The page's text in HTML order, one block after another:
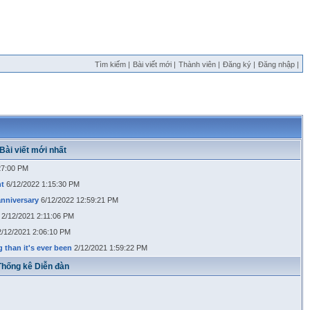
Tìm kiếm | Bài viết mới | Thành viên | Đăng ký | Đăng nhập |
Bài viết mới nhất
PM
6/12/2022 1:15:30 PM
6/12/2022 12:59:21 PM
2/12/2021 2:11:06 PM
12/2021 2:06:10 PM
than it's ever been 2/12/2021 1:59:22 PM
kê Diễn đàn